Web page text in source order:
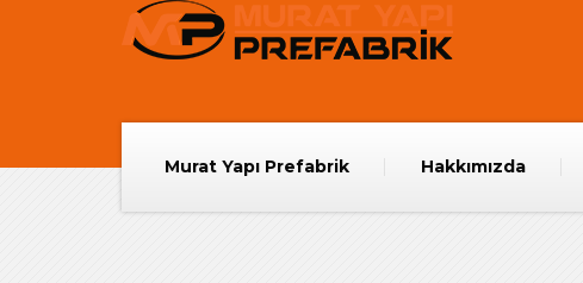
Murat Yapı Prefabrik Hakkımızda